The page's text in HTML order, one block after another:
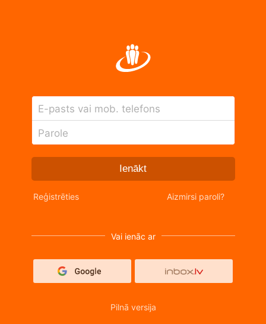
E-pasts vai mob. telefons
Parole
Ienākt
Reģistrēties Aizmirsi paroli?
Vai ienāc ar
Pilnā versija